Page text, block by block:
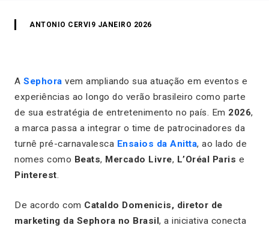
ANTONIO CERVI 9 JANEIRO 2026
A Sephora vem ampliando sua atuação em eventos e
experiências ao longo do verão brasileiro como parte
de sua estratégia de entretenimento no país. Em 2026,
a marca passa a integrar o time de patrocinadores da
turnê pré-carnavalesca Ensaios da Anitta, ao lado de
nomes como Beats, Mercado Livre, L’Oréal Paris e
Pinterest.
De acordo com Cataldo Domenicis, diretor de
marketing da Sephora no Brasil, a iniciativa conecta